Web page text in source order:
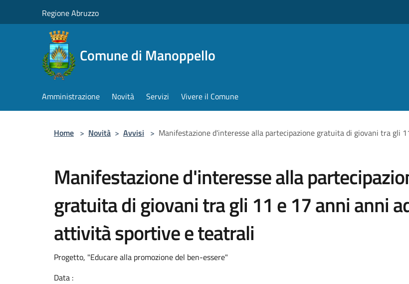
Regione Abruzzo
Comune di Manoppello
Amministrazione Novità Servizi Vivere il Comune
Home > Novità > Avvisi > Manifestazione d'interesse alla partecipazione gratuita di giovani tra gli
Manifestazione d'interesse alla
gratuita di giovani tra gli 11 e 17 anni anni
attività sportive e teatrali
Progetto, "Educare alla promozione del ben-essere"
Data :